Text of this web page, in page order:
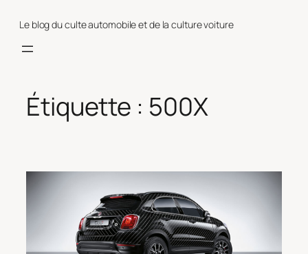
Le blog du culte automobile et de la culture voiture
Étiquette : 500X